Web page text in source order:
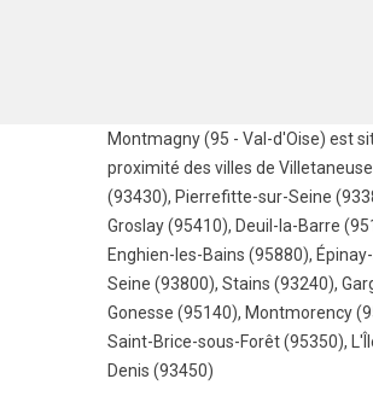
Montmagny (95 - Val-d'Oise) est
proximité des villes de Villetaneuse
(93430), Pierrefitte-sur-Seine
Groslay (95410), Deuil-la-Barre
Enghien-les-Bains (95880),
Seine (93800), Stains (93240),
Gonesse (95140), Montmorency
Saint-Brice-sous-Forêt (95350),
Denis (93450)